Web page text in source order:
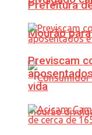
Mourão
Prefeitura
Previscam
vida